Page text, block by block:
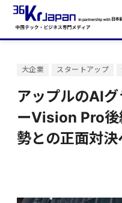
大企業 スタートアップ
アップルのAI
ーVision Pro後
勢との正面対決